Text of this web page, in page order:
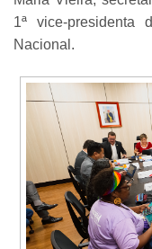
1ª vice-presidenta
Nacional.